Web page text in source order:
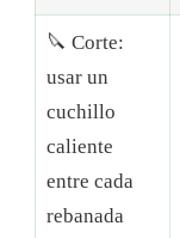
🔪 Corte:
usar un
cuchillo
caliente
entre cada
rebanada